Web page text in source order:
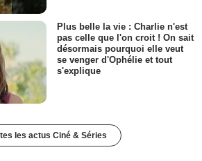
Plus belle la vie : Charlie n'est
pas celle que l'on croit ! On sait
désormais pourquoi elle veut
se venger d'Ophélie et tout
s'explique
les actus Ciné & Séries